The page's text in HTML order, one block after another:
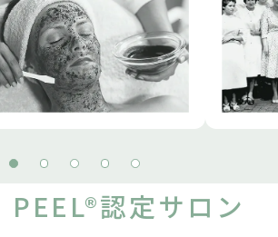
PEEL®認定サロン